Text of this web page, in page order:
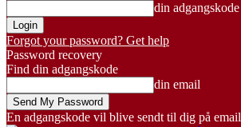
din adgangskode
Forgot your password? Get help
Password recovery
Find din adgangskode
din email
En adgangskode vil blive sendt til dig på email